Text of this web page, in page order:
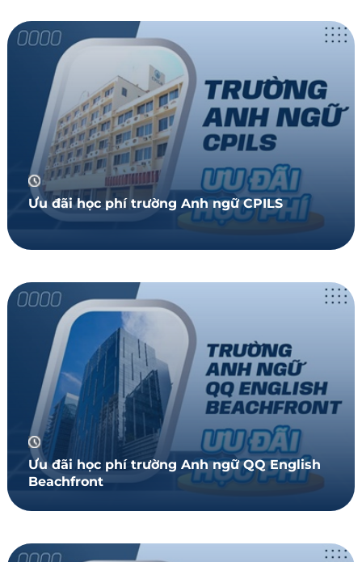
Ưu đãi học phí trường Anh ngữ CPILS
Ưu đãi học phí trường Anh ngữ QQ English
Beachfront